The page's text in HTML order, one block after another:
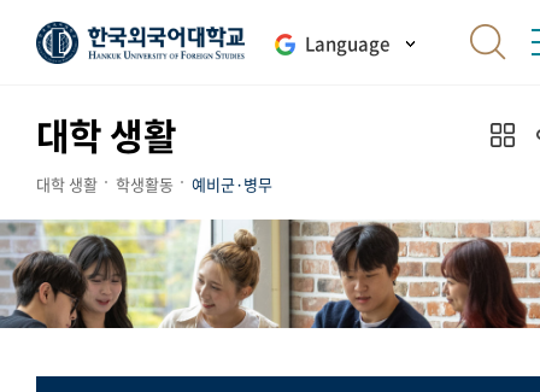
Language
대학 생활
대학 생활 학생활동 예비군·병무